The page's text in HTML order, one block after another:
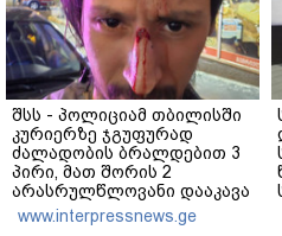
შსს - პოლიციამ თბილისში
კურიერზე ჯგუფურად
ძალადობის ბრალდებით 3
პირი, მათ შორის 2
არასრულწლოვანი დააკავა
- კიდევ 2 პირის დაკავების
მიზნით კი შესაბამისი
www.interpressnews.ge